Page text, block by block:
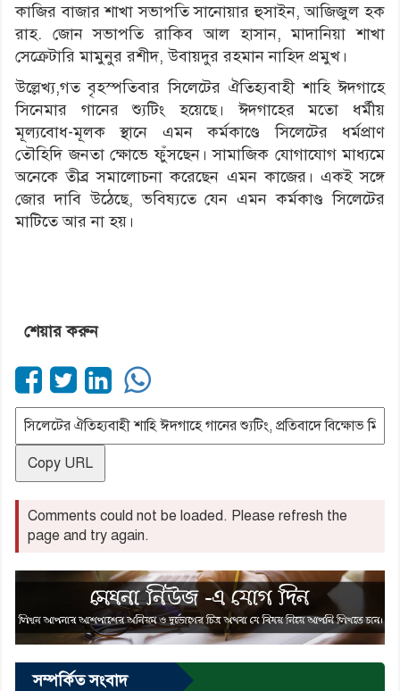
কাজির বাজার শাখা সভাপতি সানোয়ার হুসাইন, আজিজুল হক
রাহ. জোন সভাপতি রাকিব আল হাসান, মাদানিয়া শাখা
সেক্রেটারি মামুনুর রশীদ, উবায়দুর রহমান নাহিদ প্রমুখ।
উল্লেখ্য,গত বৃহস্পতিবার সিলেটের ঐতিহ্যবাহী শাহি ঈদগাহে
সিনেমার গানের শ্যুটিং হয়েছে। ঈদগাহের মতো ধর্মীয়
মূল্যবোধ-মূলক স্থানে এমন কর্মকাণ্ডে সিলেটের ধর্মপ্রাণ
তৌহিদি জনতা ক্ষোভে ফুঁসছেন। সামাজিক যোগাযোগ মাধ্যমে
অনেকে তীব্র সমালোচনা করেছেন এমন কাজের। একই সঙ্গে
জোর দাবি উঠেছে, ভবিষ্যতে যেন এমন কর্মকাণ্ড সিলেটের
মাটিতে আর না হয়।
শেয়ার করুন
Copy URL
Comments could not be loaded. Please refresh the
page and try again.
সম্পর্কিত সংবাদ